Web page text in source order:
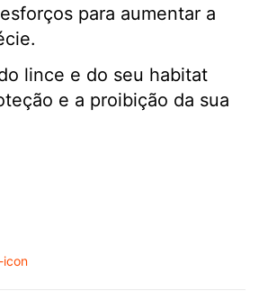
para aumentar a
lince e do seu habitat
e a proibição da sua